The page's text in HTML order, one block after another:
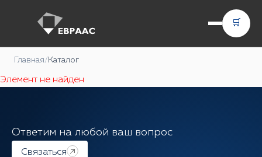
🛒
Главная/ Каталог
Элемент не найден
Ответим на любой ваш вопрос
Связаться